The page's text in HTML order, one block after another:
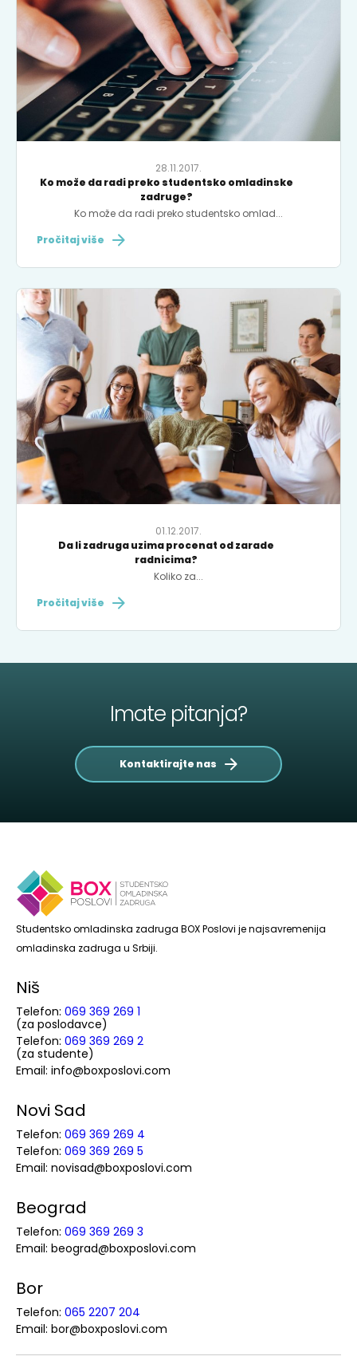
28.11.2017.
Ko može da radi preko studentsko omladinske
zadruge?
Ko može da radi preko studentsko omlad...
Pročitaj više
01.12.2017.
Da li zadruga uzima procenat od zarade
radnicima?
Koliko za...
Pročitaj više
Imate pitanja?
Kontaktirajte nas
Studentsko omladinska zadruga BOX Poslovi je najsavremenija
omladinska zadruga u Srbiji.
Niš
Telefon: 069 369 269 1
(za poslodavce)
Telefon: 069 369 269 2
(za studente)
Email: info@boxposlovi.com
Novi Sad
Telefon: 069 369 269 4
Telefon: 069 369 269 5
Email: novisad@boxposlovi.com
Beograd
Telefon: 069 369 269 3
Email: beograd@boxposlovi.com
Bor
Telefon: 065 2207 204
Email: bor@boxposlovi.com